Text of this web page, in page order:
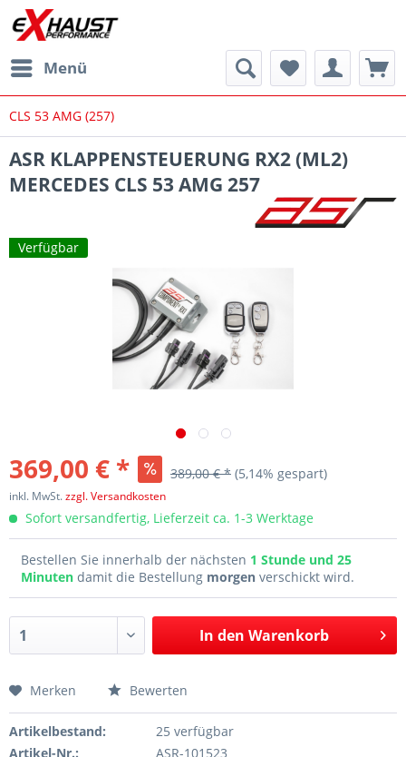
Menü
CLS 53 AMG (257)
ASR KLAPPENSTEUERUNG RX2 (ML2)
MERCEDES CLS 53 AMG 257
Verfügbar
369,00 € * 389,00 € * (5,14% gespart)
inkl. MwSt.zzgl. Versandkosten
Sofort versandfertig, Lieferzeit ca. 1-3 Werktage
Bestellen Sie innerhalb der nächsten 1 Stunde und 25
Minuten damit die Bestellung morgen verschickt wird.
In den Warenkorb
Merken Bewerten
Artikelbestand:
25 verfügbar
Artikel-Nr.:
ASR-101523